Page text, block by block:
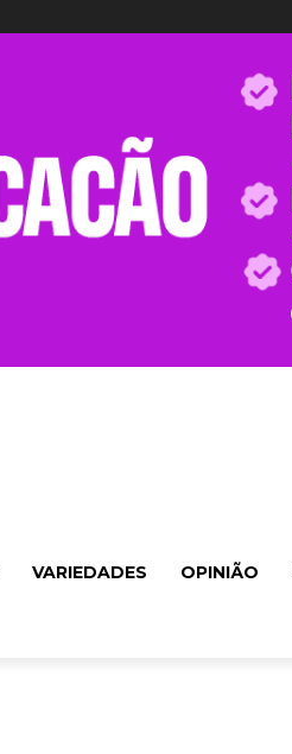
VARIEDADES OPINIÃO